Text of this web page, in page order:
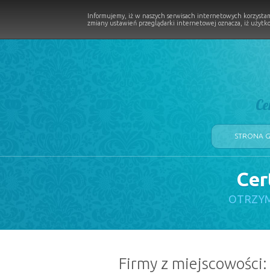
STRONA
Firmy z
Informujemy, iż w naszych serwisach internetowych
zmiany ustawień przeglądarki internetowej oznacza, iż